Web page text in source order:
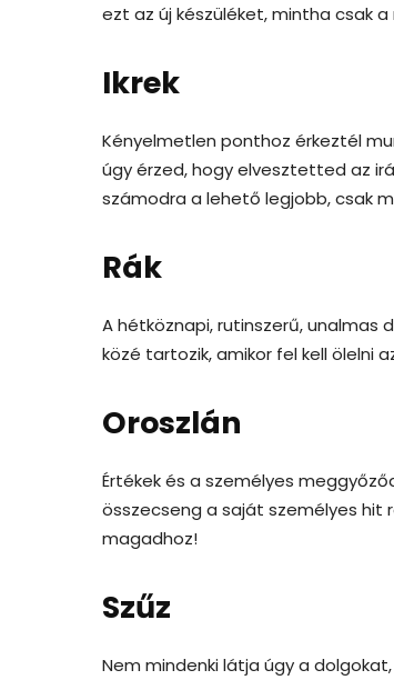
ezt az új készüléket, mintha csak
Ikrek
Kényelmetlen ponthoz érkeztél
úgy érzed, hogy elvesztetted az
számodra a lehető legjobb, csak
Rák
A hétköznapi, rutinszerű, unalmas
közé tartozik, amikor fel kell ölelni
Oroszlán
Értékek és a személyes
összecseng a saját személyes hit
magadhoz!
Szűz
Nem mindenki látja úgy a